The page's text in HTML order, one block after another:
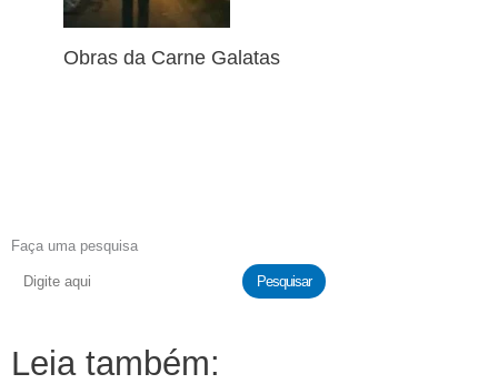
Obras da Carne Galatas
Faça uma pesquisa
Pesquisar
Leia também: